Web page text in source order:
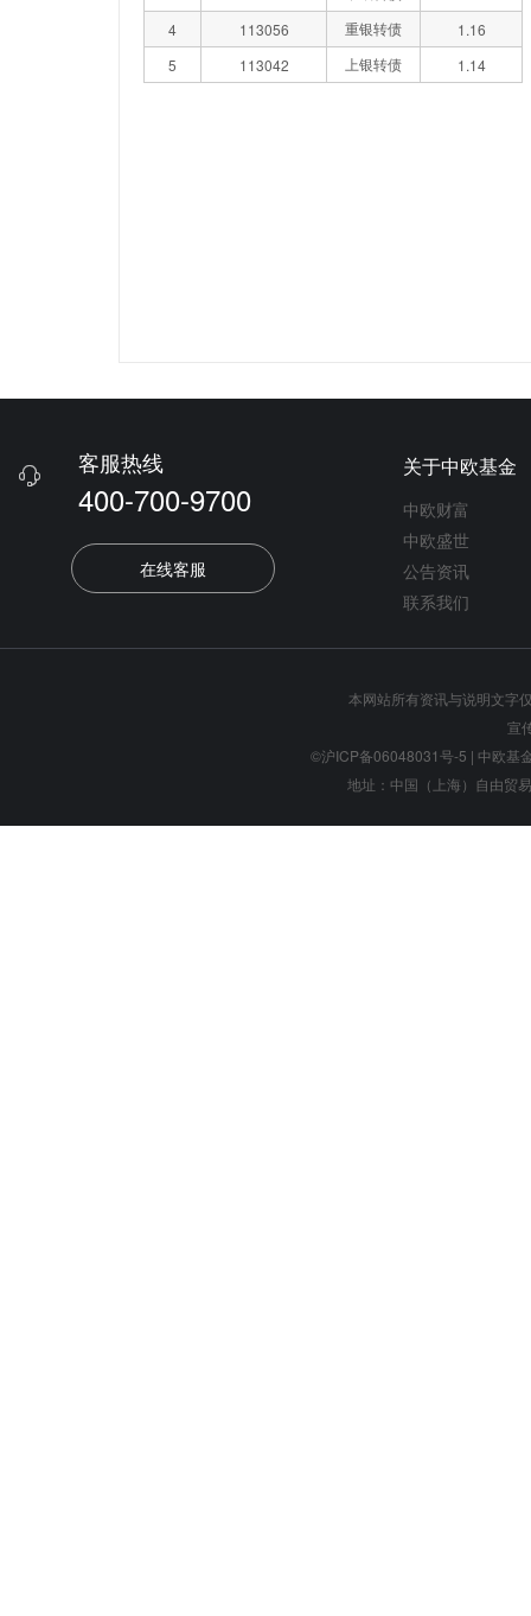
4
113056 重银转债
1.16
5
113042 上银转债 1.14
 客服热线
400-700-9700
在线客服
关于中欧基金
中欧财富
中欧盛世
公告资讯
联系我们
本网站所有资讯与说明文字
宣
©沪ICP备06048031号-5 | 中欧基
地址：中国（上海）自由贸